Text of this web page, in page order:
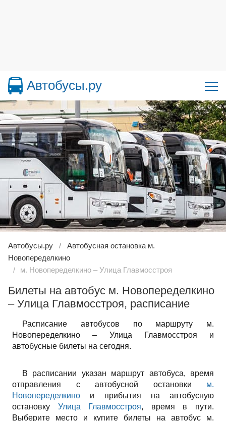
Автобусы.ру
Автобусы.ру
Автобусная остановка м.
Новопеределкино
м. Новопеределкино – Улица Главмосстроя
Билеты на автобус м. Новопеределкино
– Улица Главмосстроя, расписание
Расписание автобусов по маршруту м.
Новопеределкино – Улица Главмосстроя и
автобусные билеты на сегодня.
В расписании указан маршрут автобуса, время
отправления с автобусной остановки м.
Новопеределкино и прибытия на автобусную
остановку Улица Главмосстроя, время в пути.
Выберите место и купите билеты на автобус м.